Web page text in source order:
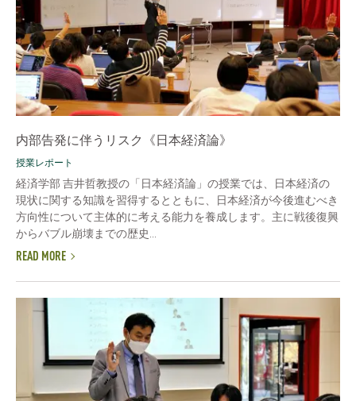
内部告発に伴うリスク《日本経済論》
授業レポート
経済学部 吉井哲教授の「日本経済論」の授業では、日本経済の
現状に関する知識を習得するとともに、日本経済が今後進むべき
方向性について主体的に考える能力を養成します。主に戦後復興
からバブル崩壊までの歴史...
READ MORE